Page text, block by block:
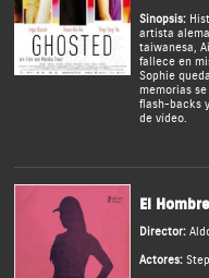
Sinopsis:
artista
taiwanesa,
fallece en
Sophie
memorias
flash-backs
de vídeo.
El
Director:
Actores: